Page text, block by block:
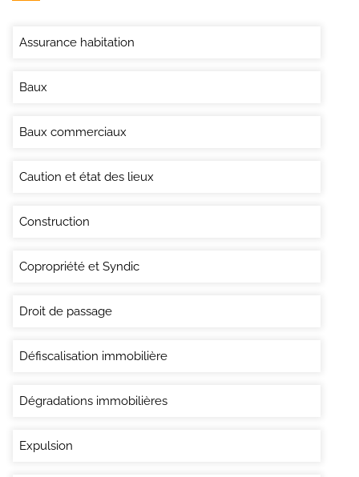
Assurance habitation
Baux
Baux commerciaux
Caution et état des lieux
Construction
Copropriété et Syndic
Droit de passage
Défiscalisation immobilière
Dégradations immobilières
Expulsion